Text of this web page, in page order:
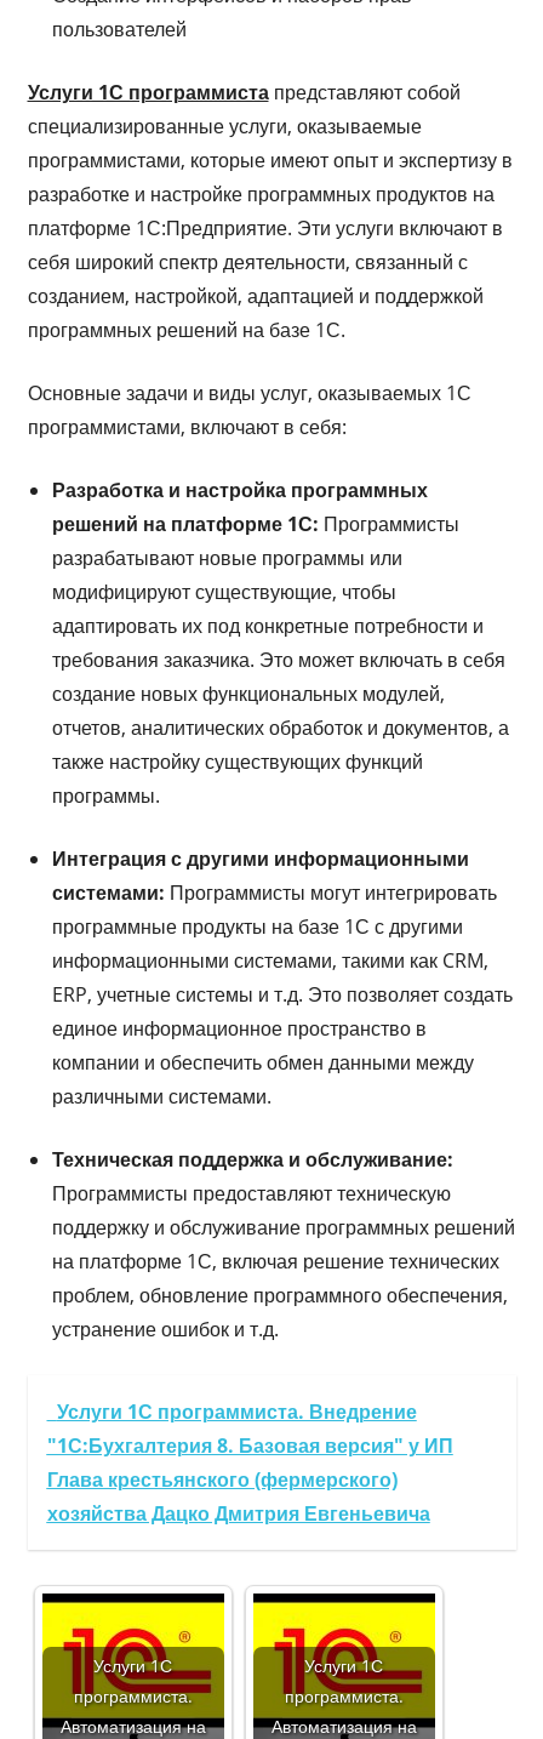
пользователей
Услуги 1С программистапредставляют собой
специализированные услуги, оказываемые
программистами, которые имеют опыт и экспертизу в
разработке и настройке программных продуктов на
платформе 1С:Предприятие. Эти услуги включают в
себя широкий спектр деятельности, связанный с
созданием, настройкой, адаптацией и поддержкой
программных решений на базе 1С.
Основные задачи и виды услуг, оказываемых 1С
программистами, включают в себя:
Разработка и настройка программных
решений на платформе 1С: Программисты
разрабатывают новые программы или
модифицируют существующие, чтобы
адаптировать их под конкретные потребности и
требования заказчика. Это может включать в себя
создание новых функциональных модулей,
отчетов, аналитических обработок и документов, а
также настройку существующих функций
программы.
Интеграция с другими информационными
системами: Программисты могут интегрировать
программные продукты на базе 1С с другими
информационными системами, такими как CRM,
ERP, учетные системы и т.д. Это позволяет создать
единое информационное пространство в
компании и обеспечить обмен данными между
различными системами.
Техническая поддержка и обслуживание:
Программисты предоставляют техническую
поддержку и обслуживание программных решений
на платформе 1С, включая решение технических
проблем, обновление программного обеспечения,
устранение ошибок и т.д.
Услуги 1С программиста. Внедрение
"1С:Бухгалтерия 8. Базовая версия" у ИП
Глава крестьянского (фермерского)
хозяйства Дацко Дмитрия Евгеньевича
Услуги 1С
программиста.
Автоматизация на
Услуги 1С
программиста.
Автоматизация на